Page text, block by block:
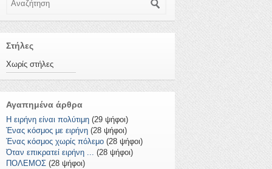
Στήλες
Χωρίς στήλες
Αγαπημένα άρθρα
Η ειρήνη είναι πολύτιμη (29 ψήφοι)
Ένας κόσμος με ειρήνη (28 ψήφοι)
Ένας κόσμος χωρίς πόλεμο (28 ψήφοι)
Όταν επικρατεί ειρήνη ... (28 ψήφοι)
ΠΟΛΕΜΟΣ (28 ψήφοι)